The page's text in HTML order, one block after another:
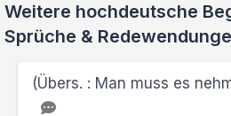
Weitere hochdeutsche
Sprüche &
(Übers. : Man muss es